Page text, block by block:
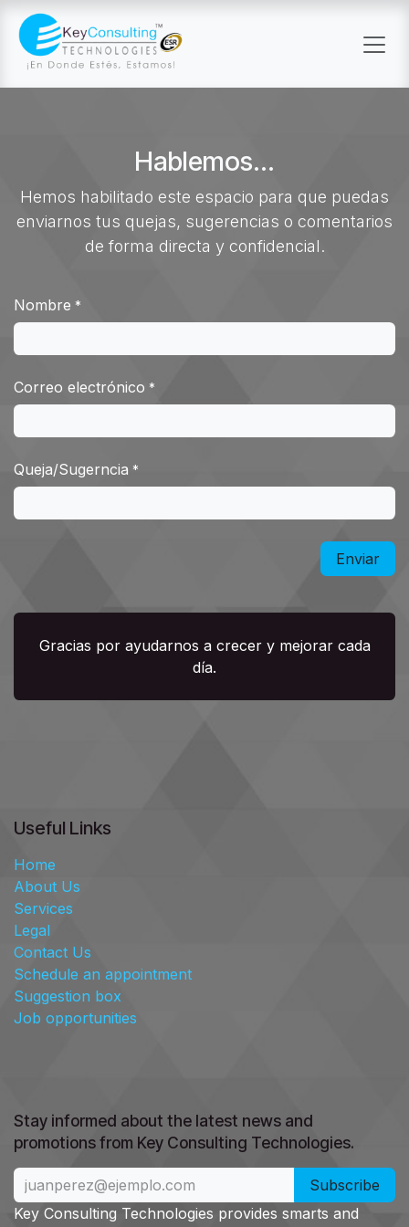
Skip to Content
Hablemos...
Hemos habilitado este espacio para que puedas
enviarnos tus quejas, sugerencias o comentarios
de forma directa y confidencial.
Nombre *
Correo electrónico *
Queja/Sugerncia *
Enviar
Gracias por ayudarnos a crecer y mejorar cada
día.
Useful Links
Home
About Us
Services
Legal
Contact Us
Schedule an appointment
Suggestion box
Job opportunities
Stay informed about the latest news and
promotions from Key Consulting Technologies. ​
Subscribe
Key Consulting Technologies provides smarts and